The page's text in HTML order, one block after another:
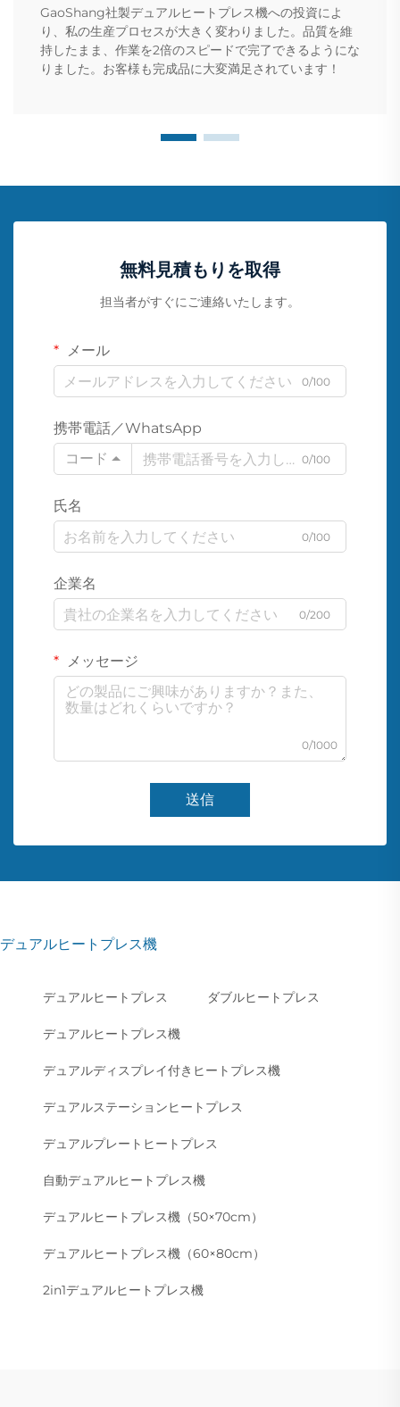
GaoShang社製デュアルヒートプレス機への投資によ
り、私の生産プロセスが大きく変わりました。品質を維
持したまま、作業を2倍のスピードで完了できるようにな
りました。お客様も完成品に大変満足されています！
無料見積もりを取得
担当者がすぐにご連絡いたします。
メール
0/100
携帯電話／WhatsApp
コード
0/100
氏名
0/100
企業名
0/200
メッセージ
0/1000
送信
デュアルヒートプレス機
デュアルヒートプレス ダブルヒートプレス
デュアルヒートプレス機
デュアルディスプレイ付きヒートプレス機
デュアルステーションヒートプレス
デュアルプレートヒートプレス
自動デュアルヒートプレス機
デュアルヒートプレス機（50×70cm）
デュアルヒートプレス機（60×80cm）
2in1デュアルヒートプレス機